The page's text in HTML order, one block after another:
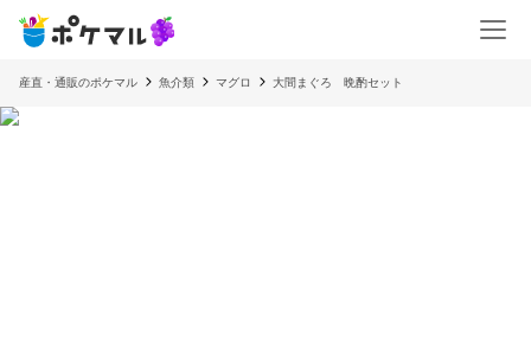
産直・通販のポケマル 魚介類 マグロ 大間まぐろ 晩酌セット